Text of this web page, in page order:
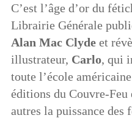
C’est l’âge d’or du
Librairie Générale
Alan Mac Clydeet
illustrateur, Carlo, qui
toute l’école
éditions du Couvre-
autres la puissance des